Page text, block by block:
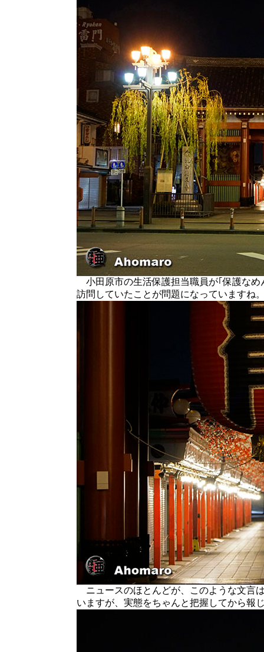
小田原市の生活保護担当職員が｢保護なめ
訪問していたことが問題になっていますね
ニュースのほとんどが、このような文言
いますが、実態をちゃんと把握してから報